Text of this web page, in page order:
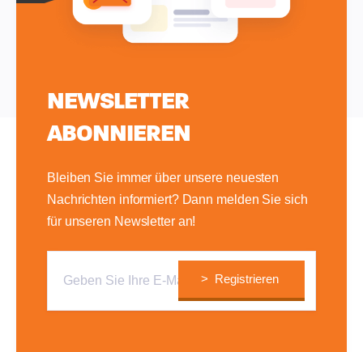
NEWSLETTER
ABONNIEREN
Bleiben Sie immer über unsere neuesten
Nachrichten informiert? Dann melden Sie sich
für unseren Newsletter an!